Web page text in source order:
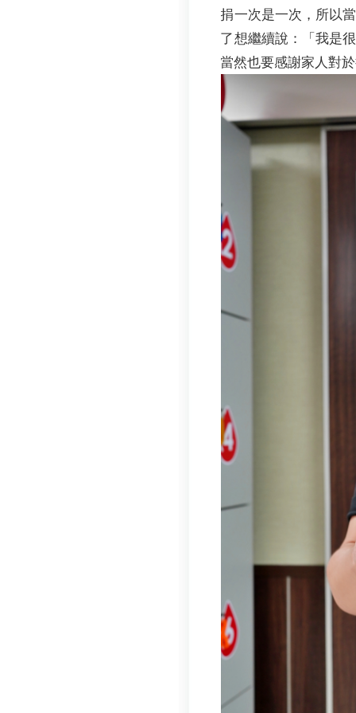
捐一次是一次，所以
了想繼續說：「我是
當然也要感謝家人對